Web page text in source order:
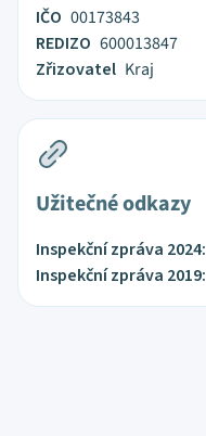
IČO 00173843
REDIZO 600013847
Zřizovatel Kraj
Užitečné odkazy
Inspekční zpráva 2024:
Inspekční zpráva 2019: